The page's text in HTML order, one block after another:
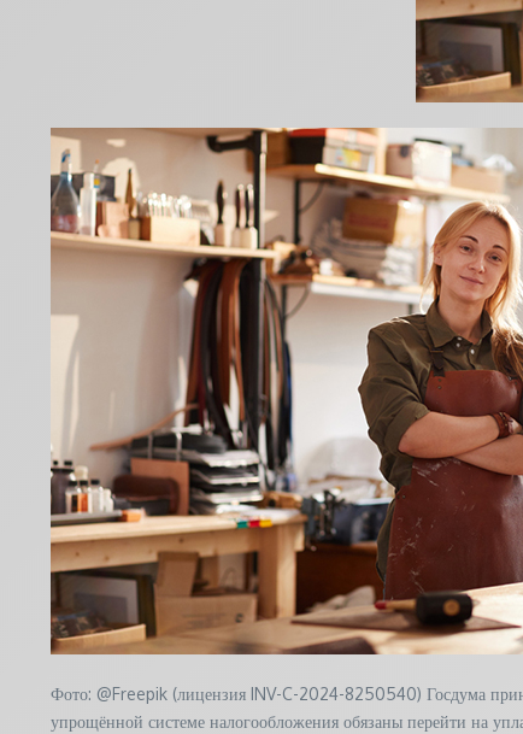
Фото: @Freepik (лицензия INV-C-2024-8250540) Госдума
упрощённой системе налогообложения обязаны перейти на